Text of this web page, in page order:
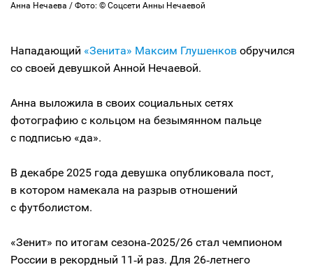
Анна Нечаева / Фото: © Соцсети Анны Нечаевой
Нападающий «Зенита» Максим Глушенков обручился
со своей девушкой Анной Нечаевой.
Анна выложила в своих социальных сетях
фотографию с кольцом на безымянном пальце
с подписью «да».
В декабре 2025 года девушка опубликовала пост,
в котором намекала на разрыв отношений
с футболистом.
«Зенит» по итогам сезона‑2025/26 стал чемпионом
России в рекордный 11‑й раз. Для 26‑летнего